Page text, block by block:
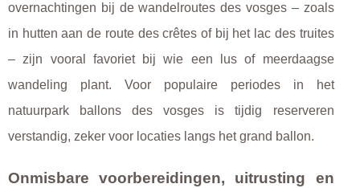
overnachtingen bij de wandelroutes des vosges – zoals
in hutten aan de route des crêtes of bij het lac des truites
– zijn vooral favoriet bij wie een lus of meerdaagse
wandeling plant. Voor populaire periodes in het
natuurpark ballons des vosges is tijdig reserveren
verstandig, zeker voor locaties langs het grand ballon.
Onmisbare voorbereidingen, uitrusting en